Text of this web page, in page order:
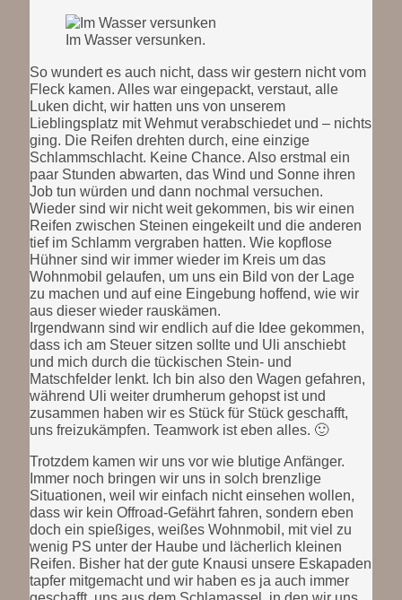
Im Wasser versunken.
So wundert es auch nicht, dass wir gestern nicht vom
Fleck kamen. Alles war eingepackt, verstaut, alle
Luken dicht, wir hatten uns von unserem
Lieblingsplatz mit Wehmut verabschiedet und – nichts
ging. Die Reifen drehten durch, eine einzige
Schlammschlacht. Keine Chance. Also erstmal ein
paar Stunden abwarten, das Wind und Sonne ihren
Job tun würden und dann nochmal versuchen.
Wieder sind wir nicht weit gekommen, bis wir einen
Reifen zwischen Steinen eingekeilt und die anderen
tief im Schlamm vergraben hatten. Wie kopflose
Hühner sind wir immer wieder im Kreis um das
Wohnmobil gelaufen, um uns ein Bild von der Lage
zu machen und auf eine Eingebung hoffend, wie wir
aus dieser wieder rauskämen.
Irgendwann sind wir endlich auf die Idee gekommen,
dass ich am Steuer sitzen sollte und Uli anschiebt
und mich durch die tückischen Stein- und
Matschfelder lenkt. Ich bin also den Wagen gefahren,
während Uli weiter drumherum gehopst ist und
zusammen haben wir es Stück für Stück geschafft,
uns freizukämpfen. Teamwork ist eben alles. 🙂
Trotzdem kamen wir uns vor wie blutige Anfänger.
Immer noch bringen wir uns in solch brenzlige
Situationen, weil wir einfach nicht einsehen wollen,
dass wir kein Offroad-Gefährt fahren, sondern eben
doch ein spießiges, weißes Wohnmobil, mit viel zu
wenig PS unter der Haube und lächerlich kleinen
Reifen. Bisher hat der gute Knausi unsere Eskapaden
tapfer mitgemacht und wir haben es ja auch immer